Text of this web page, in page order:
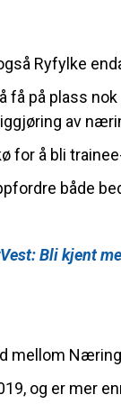
Ryfylke
få på plass
av
for å bli
både
Bli kjent
mellom
og er mer